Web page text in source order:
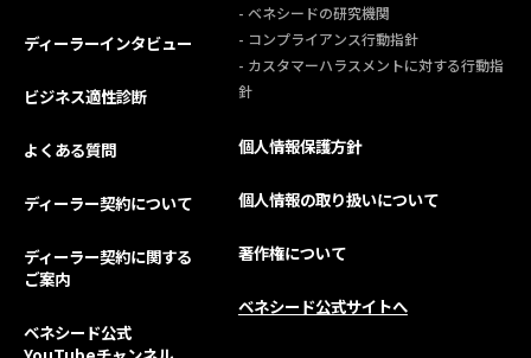
ディーラーインタビュー
ビジネス適性診断
よくある質問
ディーラー契約について
ディーラー契約に関する
ご案内
ベネシード公式
- ベネシードの研究機関
- コンプライアンス行動指針
- カスタマーハラスメントに対する行動指
針
個人情報保護方針
個人情報の取り扱いについて
著作権について
ベネシード公式サイトへ